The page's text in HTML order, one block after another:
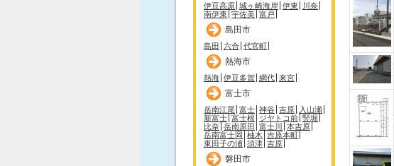
伊豆高原 城ヶ崎海岸 伊東
川奈
南伊東 宇佐美 富戸
島田市
島田 六合 代官町
熱海市
熱海 伊豆多賀 網代 来宮
富士市
岳南江尾 富士 神谷 吉原
入山瀬
新富士 富士根 ジヤトコ前 竪堀
比奈 岳南原田 富士川
本吉原
岳南富士岡 柚木 吉原本町
東田子の浦 須津 吉原
磐田市